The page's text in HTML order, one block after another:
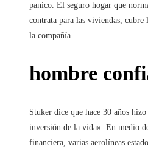
panico. El seguro hogar que
contrata para las viviendas, cubre
la compañía.
hombre
Stuker dice que hace 30 años
inversión de la vida». En medio
financiera, varias aerolíneas